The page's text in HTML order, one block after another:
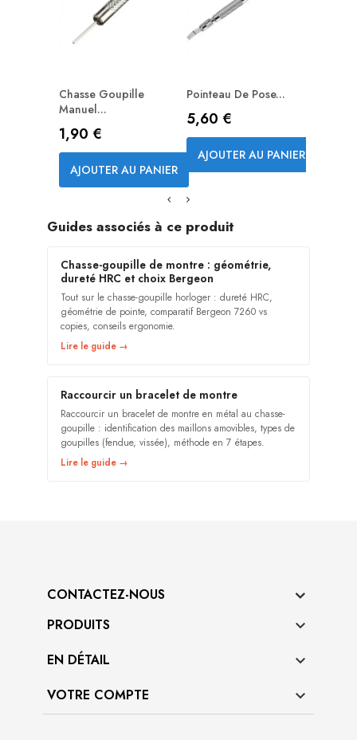
Chasse Goupille
Manuel...
Prix
1,90 €
AJOUTER AU PANIER
Pointeau De Pose...
Prix
5,60 €
AJOUTER AU PANIER
Guides associés à ce produit
Chasse-goupille de montre : géométrie,
dureté HRC et choix Bergeon
Tout sur le chasse-goupille horloger : dureté HRC,
géométrie de pointe, comparatif Bergeon 7260 vs
copies, conseils ergonomie.
Lire le guide →
Raccourcir un bracelet de montre
Raccourcir un bracelet de montre en métal au chasse-
goupille : identification des maillons amovibles, types de
goupilles (fendue, vissée), méthode en 7 étapes.
Lire le guide →
CONTACTEZ-NOUS
PRODUITS

EN DÉTAIL 
VOTRE COMPTE 